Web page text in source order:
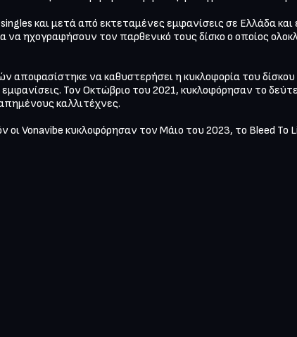
και μετά από εκτεταμένες εμφανίσεις σε Ελλάδα
να ηχογραφήσουν τον παρθενικό τους δίσκο ο οποίος
αποφασίστηκε να καθυστερήσει η κυκλοφορία του
Τον Οκτώβριο του 2021, κυκλοφόρησαν το
καλλιτέχνες.
οι Vonavibe κυκλοφόρησαν τον Μάιο του 2023, το Bleed To